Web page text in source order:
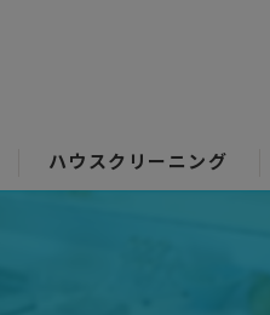
ハウスクリーニング